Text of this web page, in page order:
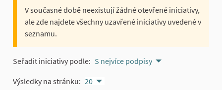
V současné době neexistují žádné otevřené iniciativy,
ale zde najdete všechny uzavřené iniciativy uvedené v
seznamu.
Seřadit iniciativy podle: S nejvíce podpisy
Výsledky na stránku: 20